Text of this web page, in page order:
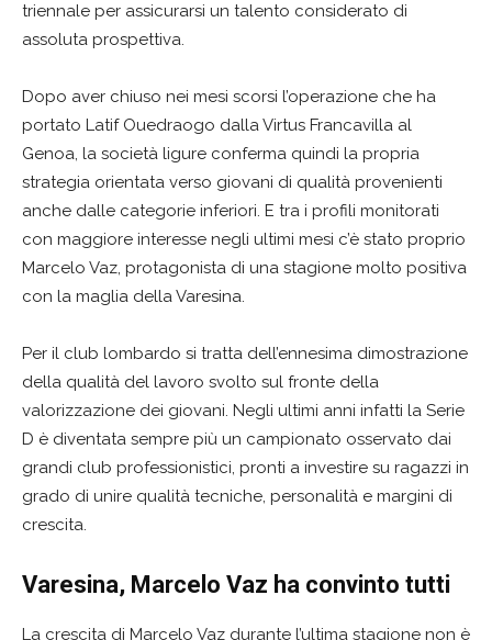
triennale per assicurarsi un talento considerato di
assoluta prospettiva.
Dopo aver chiuso nei mesi scorsi l’operazione che ha
portato Latif Ouedraogo dalla Virtus Francavilla al
Genoa, la società ligure conferma quindi la propria
strategia orientata verso giovani di qualità provenienti
anche dalle categorie inferiori. E tra i profili monitorati
con maggiore interesse negli ultimi mesi c’è stato proprio
Marcelo Vaz, protagonista di una stagione molto positiva
con la maglia della Varesina.
Per il club lombardo si tratta dell’ennesima dimostrazione
della qualità del lavoro svolto sul fronte della
valorizzazione dei giovani. Negli ultimi anni infatti la Serie
D è diventata sempre più un campionato osservato dai
grandi club professionistici, pronti a investire su ragazzi in
grado di unire qualità tecniche, personalità e margini di
crescita.
Varesina, Marcelo Vaz ha convinto tutti
La crescita di Marcelo Vaz durante l’ultima stagione non è